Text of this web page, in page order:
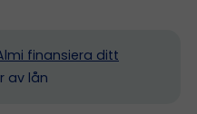
finansiera ditt
av lån